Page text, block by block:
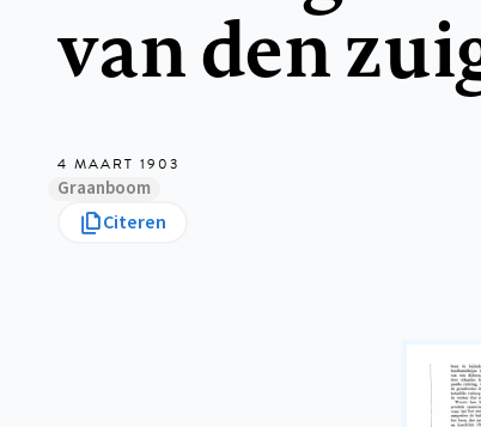
van den
4 MAART 1903
Graanboom
Citeren